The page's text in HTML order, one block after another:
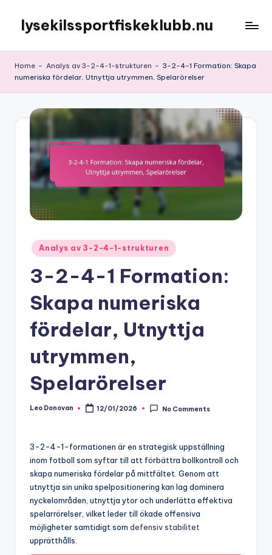
content
lysekilssportfiskeklubb.nu
Home - Analys av 3-2-4-1-strukturen - 3-2-4-1 Formation: Skapa
numeriska fördelar, Utnyttja utrymmen, Spelarörelser
Posted
in
Analys av 3-2-4-1-strukturen
3-2-4-1 Formation:
Skapa numeriska
fördelar, Utnyttja
utrymmen,
Spelarörelser
Posted
Leo Donovan 12/01/2026 No Comments
3-2-4-1-formationen är en strategisk uppställning
inom fotboll som syftar till att förbättra bollkontroll och
skapa numeriska fördelar på mittfältet. Genom att
utnyttja sin unika spelpositionering kan lag dominera
nyckelområden, utnyttja ytor och underlätta effektiva
spelarrörelser, vilket leder till ökade offensiva
möjligheter samtidigt som defensiv stabilitet
upprätthålls.